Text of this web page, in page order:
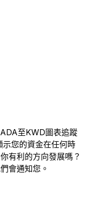
至KWD圖表追蹤
您的資金在任何時
有利的方向發展嗎？
會通知您。